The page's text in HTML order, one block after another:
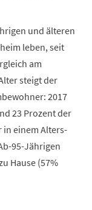
und älteren
leben, seit
am
steigt der
2017
23 Prozent der
in einem Alters-
95-Jährigen
Hause (57%